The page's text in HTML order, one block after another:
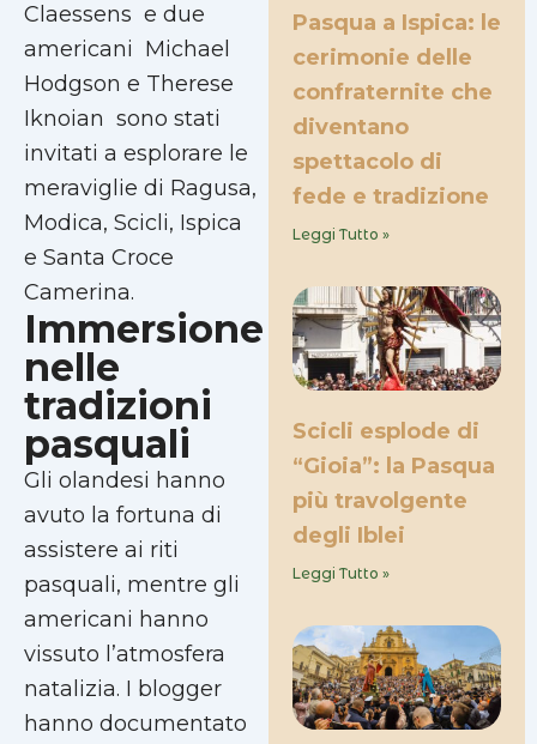
Claessens  e due
americani  Michael
Hodgson e Therese
Iknoian  sono stati
invitati a esplorare le
meraviglie di Ragusa,
Modica, Scicli, Ispica
e Santa Croce
Camerina.
Immersione
nelle
tradizioni
pasquali
Gli olandesi hanno
avuto la fortuna di
assistere ai riti
pasquali, mentre gli
americani hanno
vissuto l’atmosfera
natalizia. I blogger
hanno documentato
Pasqua a Ispica: le
cerimonie delle
confraternite che
diventano
spettacolo di
fede e tradizione
Leggi Tutto »
Scicli esplode di
“Gioia”: la Pasqua
più travolgente
degli Iblei
Leggi Tutto »